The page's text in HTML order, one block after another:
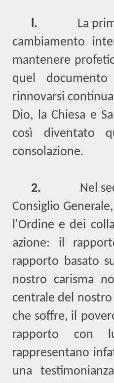
l.
La
cambiamento
mantenere
quel
rinnovarsi
Dio, la Chiesa e
così diventato
consolazione.
2.
Nel
Consiglio
l'Ordine e dei
azione: il
rapporto basato
nostro carisma
centrale del
che soffre, il
rapporto con
rappresentano
una